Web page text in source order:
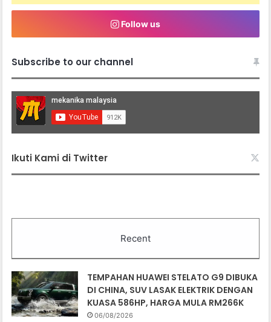
Follow us
Subscribe to our channel
Ikuti Kami di Twitter
Recent
TEMPAHAN HUAWEI STELATO G9 DIBUKA
DI CHINA, SUV LASAK ELEKTRIK DENGAN
KUASA 586HP, HARGA MULA RM266K
06/08/2026